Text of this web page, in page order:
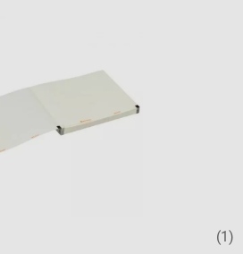
Note (1)